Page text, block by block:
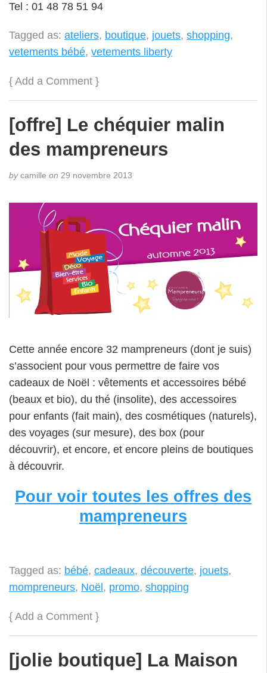
Tel : 01 48 78 51 94
Tagged as: ateliers, boutique, jouets, shopping,
vetements bébé, vetements liberty
{ Add a Comment }
[offre] Le chéquier malin
des mampreneurs
bycamille on 29 novembre 2013
Cette année encore 32 mampreneurs (dont je suis)
s’associent pour vous permettre de faire vos
cadeaux de Noël : vêtements et accessoires bébé
(beaux et bio), du thé (insolite), des accessoires
pour enfants (fait main), des cosmétiques (naturels),
des voyages (sur mesure), des box (pour
découvrir), et encore, et encore pleins de boutiques
à découvrir.
Pour voir toutes les offres des
mampreneurs
Tagged as: bébé, cadeaux, découverte, jouets,
mompreneurs, Noël, promo, shopping
{ Add a Comment }
[jolie boutique] La Maison